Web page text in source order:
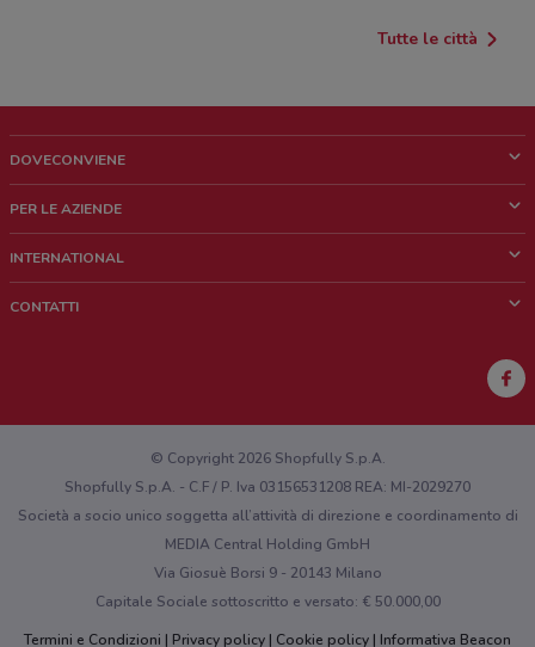
Tutte le città
DOVECONVIENE
Chi siamo
Lavora con noi
PER LE AZIENDE
Richieste commerciali e marketing
INTERNATIONAL
CONTATTI
Hai un malfunzionamento sul web o sull'app?
© Copyright 2026 Shopfully S.p.A.
Shopfully S.p.A. - C.F / P. Iva 03156531208 REA: MI-2029270
Società a socio unico soggetta all’attività di direzione e coordinamento di
MEDIA Central Holding GmbH
Via Giosuè Borsi 9 - 20143 Milano
Capitale Sociale sottoscritto e versato: € 50.000,00
Termini e Condizioni
Privacy policy Cookie policy Informativa Beacon